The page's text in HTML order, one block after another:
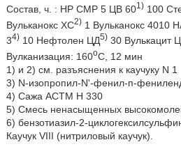
Состав, ч. : НР СМР 5 ЦВ 601)100
Вульканокс ХС2)1 Вульканокс 4010
34)10 Нефтолен ЦД5)30 Вулькацит
Вулканизация: 160оС, 12 мин
1) и 2) см. разъяснения к каучуку N 1
3) N-изопропил-N'-фенил-п-
4) Сажа АСТМ Н 330
5) Смесь ненасыщенных
6) бензотиазил-2-
Каучук VIII (нитриловый каучук).